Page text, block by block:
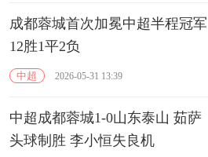
成都蓉城首次加冕中超半程冠军
12胜1平2负
中超 2026-05-31 13:39
中超成都蓉城1-0山东泰山 茹萨
头球制胜 李小恒失良机